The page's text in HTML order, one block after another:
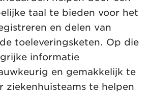
taal te bieden voor het
en delen van
toeleveringsketen. Op die
informatie
en gemakkelijk te
ziekenhuisteams te helpen